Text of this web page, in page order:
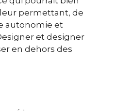
leur permettant, de
autonomie et
et designer
en dehors des